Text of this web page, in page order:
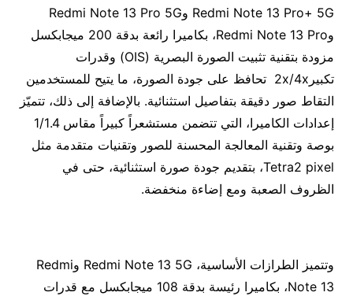
Redmi Note 13 Pro+ 5G وRedmi Note 13 Pro 5G
وRedmi Note 13 Pro، بكاميرا رائعة بدقة 200 ميجابكسل
مزودة بتقنية تثبيت الصورة البصرية (OIS) وقدرات
تكبير2x/4x تحافظ على جودة الصورة، ما يتيح للمستخدمين
التقاط صور دقيقة بتفاصيل استثنائية. بالإضافة إلى ذلك، تتميّز
إعدادات الكاميرا، التي تتضمن مستشعراً كبيراً مقاس 1/1.4
بوصة وتقنية المعالجة المحسنة للصور وتقنيات متقدمة مثل
Tetra2 pixel، بتقديم جودة صورة استثنائية، حتى في
الظروف الصعبة ومع إضاءة منخفضة.
وتتميز الطرازات الأساسية، Redmi Note 13 5G وRedmi
Note 13، بكاميرا رئيسة بدقة 108 ميجابكسل مع قدرات